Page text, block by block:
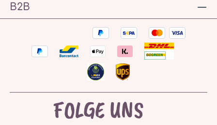
B2B
FOLGE UNS